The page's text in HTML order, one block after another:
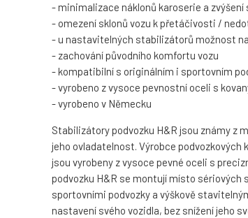
- minimalizace náklonů karoserie a
- omezení sklonů vozu k přetáčivosti /
- u nastavitelných stabilizátorů možnost
- zachování původního komfortu vozu
- kompatibilní s originálním i sportovním
- vyrobeno z vysoce pevnostní oceli s
- vyrobeno v Německu
Stabilizátory podvozku H&R jsou známy z
jeho ovladatelnost. Výrobce
jsou vyrobeny z vysoce pevné oceli s
podvozku H&R se montují místo sériových
sportovními podvozky a výškově
nastavení svého vozidla, bez snížení jeho